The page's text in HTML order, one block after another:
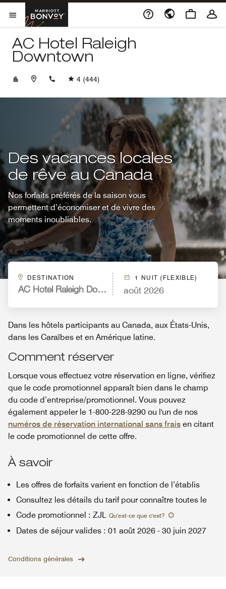
Skip to Content
Ouvrir le menu
Marriott Bonvoy
AC Hotel Raleigh
Downtown
+19198035100
4 (444)
Des vacances locales
de rêve au Canada
Nos forfaits préférés de la saison vous
permettent d’économiser et de vivre des
moments inoubliables.
DESTINATION
AC Hotel Raleigh Downtown
1 NUIT (FLEXIBLE)
août 2026
Dans les hôtels participants au Canada, aux États-Unis,
dans les Caraïbes et en Amérique latine.
Comment réserver
Lorsque vous effectuez votre réservation en ligne, vérifiez
que le code promotionnel apparaît bien dans le champ
du code d’entreprise/promotionnel. Vous pouvez
également appeler le 1-800-228-9290 ou l'un de nos
numéros de réservation international sans frais en citant
le code promotionnel de cette offre.
À savoir
Les offres de forfaits varient en fonction de l’établis
Consultez les détails du tarif pour connaître toutes le
Code promotionnel : ZJL Qu'est-ce que c'est?
Dates de séjour valides : 01 août 2026 - 30 juin 2027
Conditions générales